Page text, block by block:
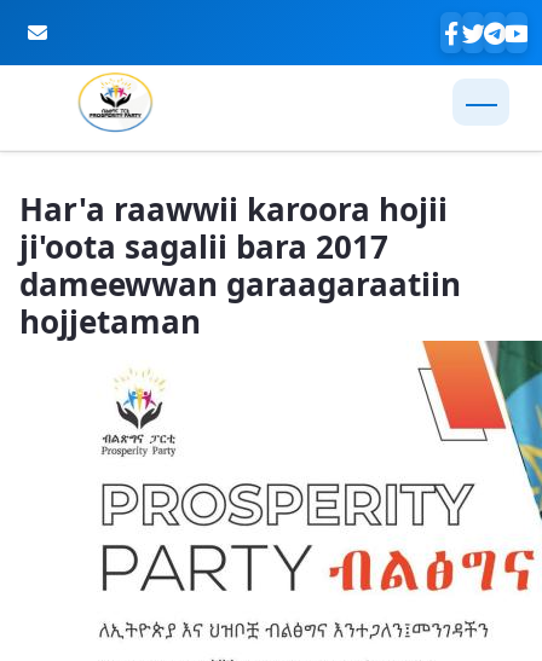
Har'a raawwii karoora hojii
ji'oota sagalii bara 2017
dameewwan garaagaraatiin
hojjetaman